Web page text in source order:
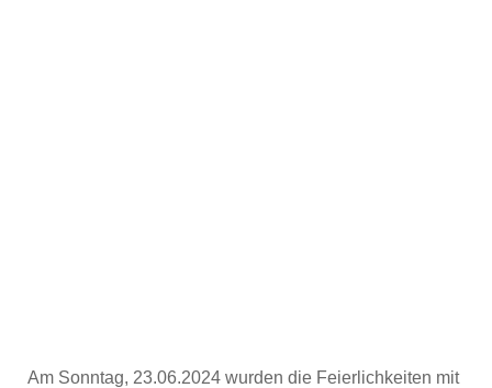
Am Sonntag, 23.06.2024 wurden die Feierlichkeiten mit